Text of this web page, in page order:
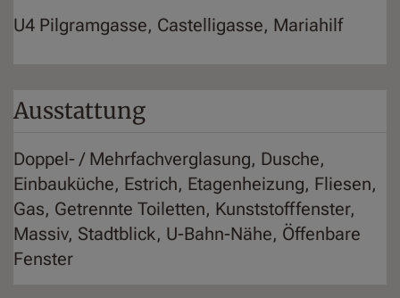
U4 Pilgramgasse, Castelligasse, Mariahilf
Ausstattung
Doppel- / Mehrfachverglasung Dusche
Einbauküche Estrich Etagenheizung Fliesen
Gas Getrennte Toiletten Kunststofffenster
Massiv Stadtblick U-Bahn-Nähe Öffenbare
Fenster